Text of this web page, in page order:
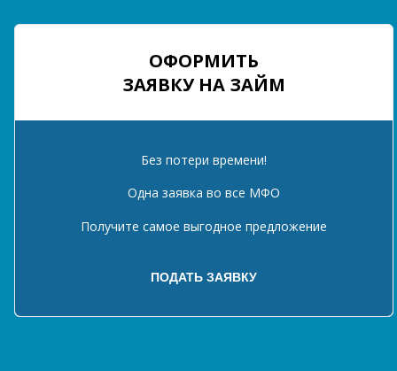
ОФОРМИТЬ
ЗАЯВКУ НА ЗАЙМ
Без потери времени!
Одна заявка во все МФО
Получите самое выгодное предложение